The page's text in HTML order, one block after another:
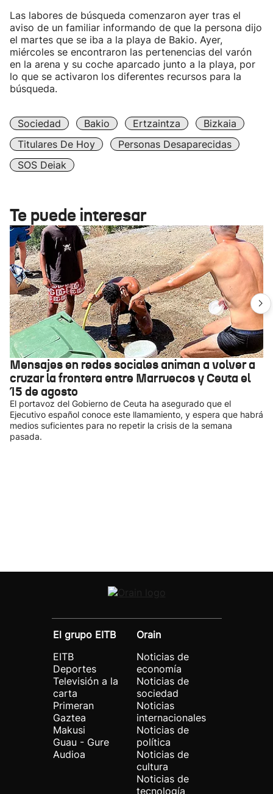
Las labores de búsqueda comenzaron ayer tras el
aviso de un familiar informando de que la persona dijo
el martes que se iba a la playa de Bakio. Ayer,
miércoles se encontraron las pertenencias del varón
en la arena y su coche aparcado junto a la playa, por
lo que se activaron los diferentes recursos para la
búsqueda.
Sociedad Bakio Ertzaintza
Bizkaia
Titulares De Hoy
Personas Desaparecidas
SOS Deiak
Te puede interesar
Mensajes en redes sociales animan a volver a
cruzar la frontera entre Marruecos y Ceuta el
15 de agosto
El portavoz del Gobierno de Ceuta ha asegurado que el
Ejecutivo español conoce este llamamiento, y espera que habrá
medios suficientes para no repetir la crisis de la semana
pasada.
El grupo EITB
EITB
Deportes
Televisión a la
carta
Primeran
Gaztea
Makusi
Guau - Gure
Audioa
Orain
Noticias de
economía
Noticias de
sociedad
Noticias
internacionales
Noticias de
política
Noticias de
cultura
Noticias de
tecnología